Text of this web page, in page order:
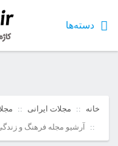
دسته‌ها
خانه مجلات ایرانی
آرشیو مجله فرهنگ و